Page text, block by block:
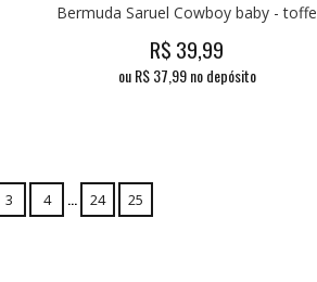
Bermuda Saruel Cowboy baby - toffe
R$ 39,99
ou R$37,99 no depósito
3 4 ... 24 25